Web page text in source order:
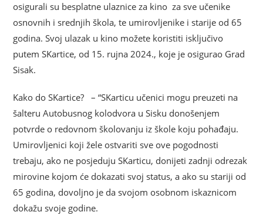
osigurali su besplatne ulaznice za kino za sve učenike
osnovnih i srednjih škola, te umirovljenike i starije od 65
godina. Svoj ulazak u kino možete koristiti isključivo
putem SKartice, od 15. rujna 2024., koje je osigurao Grad
Sisak.
Kako do SKartice? – “SKarticu učenici mogu preuzeti na
šalteru Autobusnog kolodvora u Sisku donošenjem
potvrde o redovnom školovanju iz škole koju pohađaju.
Umirovljenici koji žele ostvariti sve ove pogodnosti
trebaju, ako ne posjeduju SKarticu, donijeti zadnji odrezak
mirovine kojom će dokazati svoj status, a ako su stariji od
65 godina, dovoljno je da svojom osobnom iskaznicom
dokažu svoje godine.